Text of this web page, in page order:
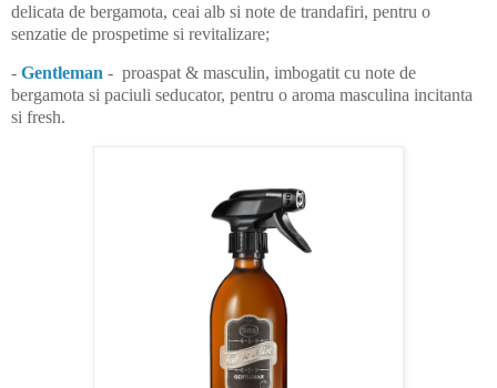
delicata de bergamota, ceai alb si note de trandafiri, pentru o
senzatie de prospetime si revitalizare;
- Gentleman - proaspat & masculin, imbogatit cu note de
bergamota si paciuli seducator, pentru o aroma masculina incitanta
si fresh.